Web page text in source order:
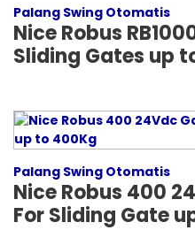
Palang Swing Otomatis
Nice Robus
Sliding Gates up
Palang Swing Otomatis
Nice Robus 400
For Sliding Gate